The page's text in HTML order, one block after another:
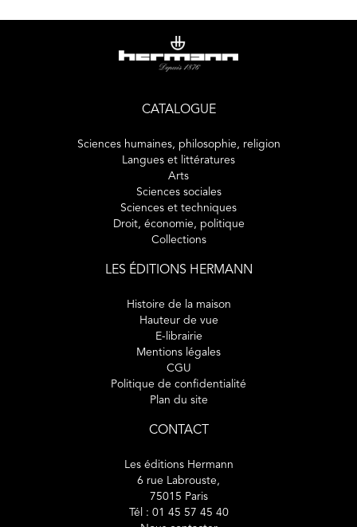
de mieux comprendre les années de guerre et de
répressions commises par l’armée et l’administration
françaises au Cameroun, avant et après l’indépendance du
CATALOGUE
Sciences humaines, philosophie, religion
Langues et littératures
Arts
Sciences sociales
Sciences et techniques
Droit, économie, politique
Collections
LES ÉDITIONS HERMANN
Histoire de la maison
Hauteur de vue
E-librairie
Mentions légales
CGU
Politique de confidentialité
Plan du site
CONTACT
Les éditions Hermann
6 rue Labrouste,
75015 Paris
Tél : 01 45 57 45 40